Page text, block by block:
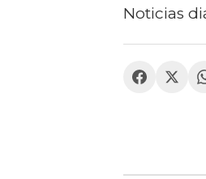
Noticias